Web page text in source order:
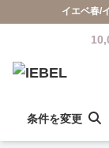
イエベ春/
条件を変更